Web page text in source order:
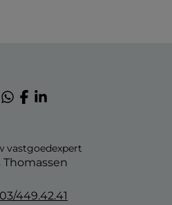
vastgoedexpert
Thomassen
03/449.42.41